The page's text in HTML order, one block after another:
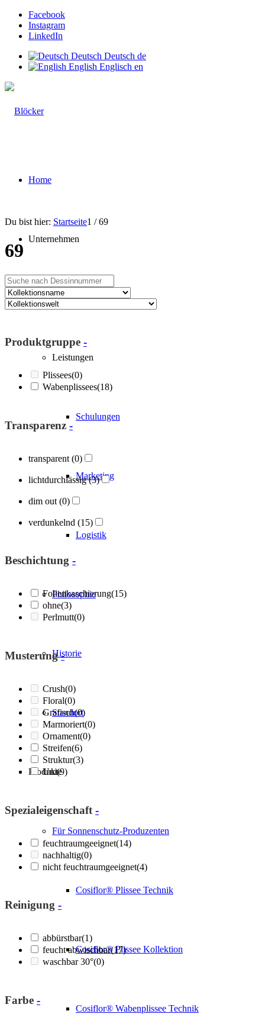
Facebook
Instagram
LinkedIn
Deutsch Deutsch de
English Englisch en
Home
Unternehmen
Über Blöcker
Leistungen
Schulungen
Marketing
Logistik
Philosophie
Historie
Standort
Produkte
Für Sonnenschutz-Produzenten
Cosiflor® Plissee Technik
Cosiflor® Plissee Kollektion
Cosiflor® Wabenplissee Technik
Du bist hier: Startseite1 / 69
69
Produktgruppe -
Plissees(0)
Wabenplissees(18)
Transparenz -
transparent (0)
lichtdurchlässig(3)
dim out (0)
verdunkelnd (15)
Beschichtung -
Folienkaschierung(15)
ohne(3)
Perlmutt(0)
Musterung-
Crush(0)
Floral(0)
Grafisch(0)
Marmoriert(0)
Ornament(0)
Streifen(6)
Struktur(3)
Uni(9)
Spezialeigenschaft -
feuchtraumgeeignet(14)
nachhaltig(0)
nicht feuchtraumgeeignet(4)
Reinigung -
abbürstbar(1)
feucht abwischbar(17)
waschbar 30°(0)
Farbe -